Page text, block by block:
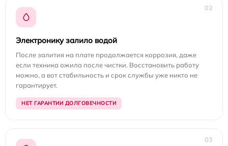
02
Электронику залило водой
После залития на плате продолжается коррозия, даже
если техника ожила после чистки. Восстановить работу
можно, а вот стабильность и срок службы уже никто не
гарантирует.
НЕТ ГАРАНТИИ ДОЛГОВЕЧНОСТИ
03